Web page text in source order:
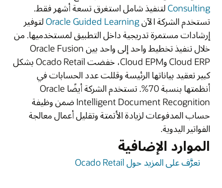
Consulting لتنفيذ شامل استغرق تسعة أشهر فقط.
تستخدم الشركة الآنOracle Guided Learning لتوفير
إرشادات مستمرة تدريجية داخل التطبيق لمستخدميها. من
خلال تنفيذ تخطيط واحد إلى واحد بين Oracle Fusion
Cloud ERP وCloud EPM، خفضت Ocado Retail بشكل
كبير تعقيد بياناتها الرئيسة وقللت عدد الحسابات في
أنظمتها بنسبة 70%. تستخدم الشركة أيضًا Oracle
Intelligent Document Recognition ضمن وظيفة
حساب المدفوعات لزيادة الأتمتة وتقليل أعمال معالجة
الفواتير اليدوية.
الموارد الإضافية
تعرَّف على المزيد حول Ocado Retail